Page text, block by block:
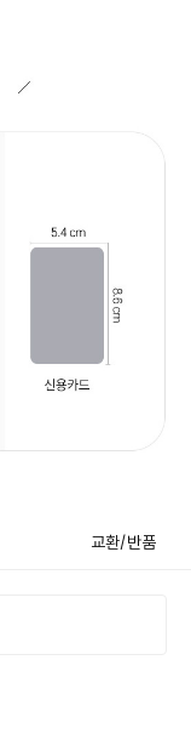
교환/반품